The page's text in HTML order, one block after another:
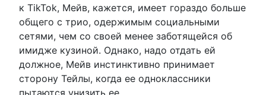
к TikTok, Мейв, кажется, имеет гораздо больше
общего с трио, одержимым социальными
сетями, чем со своей менее заботящейся об
имидже кузиной. Однако, надо отдать ей
должное, Мейв инстинктивно принимает
сторону Тейлы, когда ее одноклассники
пытаются унизить ее.